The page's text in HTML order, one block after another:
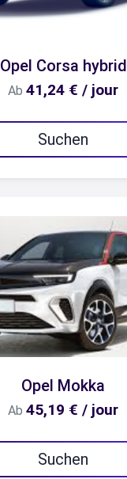
Opel Corsa hybrid
Ab 41,24 € / jour
Suchen
Opel Mokka
Ab 45,19 € / jour
Suchen